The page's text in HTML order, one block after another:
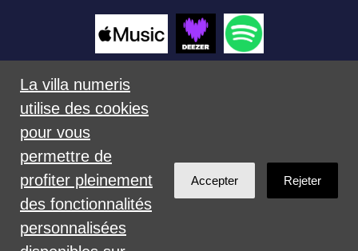
Créé avec
La villa numeris
utilise des cookies
pour vous
permettre de
profiter pleinement
des fonctionnalités
personnalisées
Accepter Rejeter